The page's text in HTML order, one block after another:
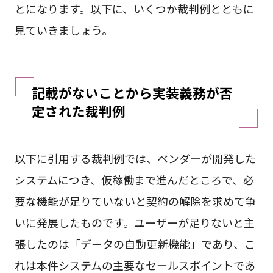
とになります。以下に、いくつか裁判例とともに
見ていきましょう。
記載がないことから実装義務が否
定された裁判例
以下に引用する裁判例では、ベンダーが開発した
システムにつき、仮稼働まで進んだところで、必
要な機能が足りていないと契約の解除を求めて争
いに発展したものです。ユーザーが足りないと主
張したのは「データの自動更新機能」であり、こ
れは本件システムの主要なセールスポイントであ